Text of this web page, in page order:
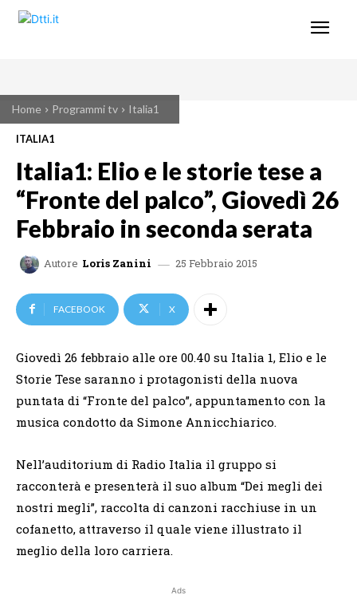
Home Programmi tv Italia1
ITALIA1
Italia1: Elio e le storie tese a
“Fronte del palco”, Giovedì 26
Febbraio in seconda serata
Autore Loris Zanini 25 Febbraio 2015
FACEBOOK X
Giovedì 26 febbraio alle ore 00.40 su Italia 1, Elio e le
Storie Tese saranno i protagonisti della nuova
puntata di “Fronte del palco”, appuntamento con la
musica condotto da Simone Annicchiarico.
Nell’auditorium di Radio Italia il gruppo si
racconterà e presenterà il suo album “Dei megli dei
nostri megli”, raccolta di canzoni racchiuse in un
cofanetto, attraverso il quale viene illustrato il
meglio della loro carriera.
Ads